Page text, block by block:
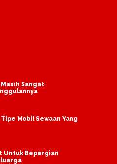
Sangat
Mobil Sewaan Yang
Untuk Bepergian